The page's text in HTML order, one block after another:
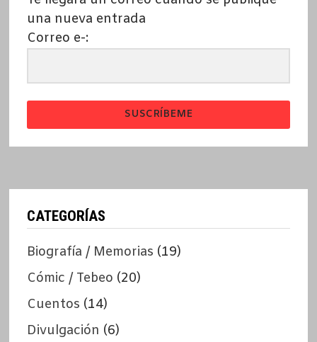
una nueva entrada
Correo e-:
SUSCRÍBEME
CATEGORÍAS
Biografía / Memorias (19)
Cómic / Tebeo (20)
Cuentos (14)
Divulgación (6)